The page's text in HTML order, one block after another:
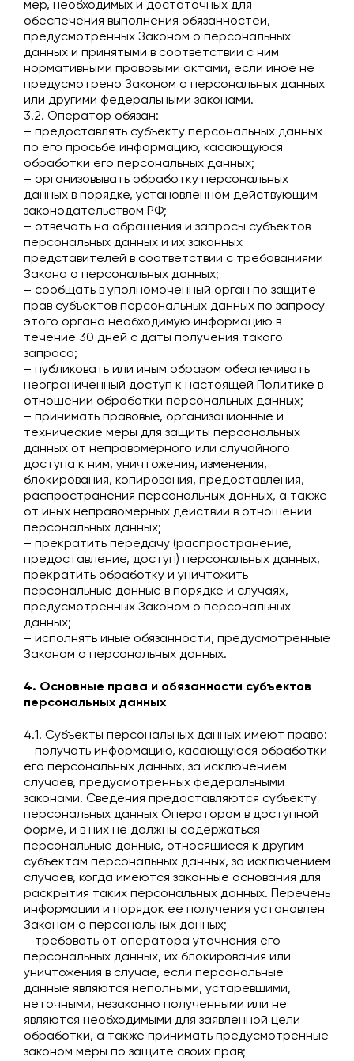
мер, необходимых и достаточных для
обеспечения выполнения обязанностей,
предусмотренных Законом о персональных
данных и принятыми в соответствии с ним
нормативными правовыми актами, если иное не
предусмотрено Законом о персональных данных
или другими федеральными законами.
3.2. Оператор обязан:
– предоставлять субъекту персональных данных
по его просьбе информацию, касающуюся
обработки его персональных данных;
– организовывать обработку персональных
данных в порядке, установленном действующим
законодательством РФ;
– отвечать на обращения и запросы субъектов
персональных данных и их законных
представителей в соответствии с требованиями
Закона о персональных данных;
– сообщать в уполномоченный орган по защите
прав субъектов персональных данных по запросу
этого органа необходимую информацию в
течение 30 дней с даты получения такого
запроса;
– публиковать или иным образом обеспечивать
неограниченный доступ к настоящей Политике в
отношении обработки персональных данных;
– принимать правовые, организационные и
технические меры для защиты персональных
данных от неправомерного или случайного
доступа к ним, уничтожения, изменения,
блокирования, копирования, предоставления,
распространения персональных данных, а также
от иных неправомерных действий в отношении
персональных данных;
– прекратить передачу (распространение,
предоставление, доступ) персональных данных,
прекратить обработку и уничтожить
персональные данные в порядке и случаях,
предусмотренных Законом о персональных
данных;
– исполнять иные обязанности, предусмотренные
Законом о персональных данных.
4. Основные права и обязанности субъектов
персональных данных
4.1. Субъекты персональных данных имеют право:
– получать информацию, касающуюся обработки
его персональных данных, за исключением
случаев, предусмотренных федеральными
законами. Сведения предоставляются субъекту
персональных данных Оператором в доступной
форме, и в них не должны содержаться
персональные данные, относящиеся к другим
субъектам персональных данных, за исключением
случаев, когда имеются законные основания для
раскрытия таких персональных данных. Перечень
информации и порядок ее получения установлен
Законом о персональных данных;
– требовать от оператора уточнения его
персональных данных, их блокирования или
уничтожения в случае, если персональные
данные являются неполными, устаревшими,
неточными, незаконно полученными или не
являются необходимыми для заявленной цели
обработки, а также принимать предусмотренные
законом меры по защите своих прав;